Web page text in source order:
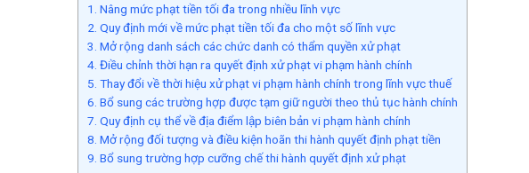
1. Nâng mức phạt tiền tối đa trong nhiều lĩnh vực
2. Quy định mới về mức phạt tiền tối đa cho một số lĩnh vực
3. Mở rộng danh sách các chức danh có thẩm quyền xử phạt
4. Điều chỉnh thời hạn ra quyết định xử phạt vi phạm hành chính
5. Thay đổi về thời hiệu xử phạt vi phạm hành chính trong lĩnh vực thuế
6. Bổ sung các trường hợp được tạm giữ người theo thủ tục hành chính
7. Quy định cụ thể về địa điểm lập biên bản vi phạm hành chính
8. Mở rộng đối tượng và điều kiện hoãn thi hành quyết định phạt tiền
9. Bổ sung trường hợp cưỡng chế thi hành quyết định xử phạt